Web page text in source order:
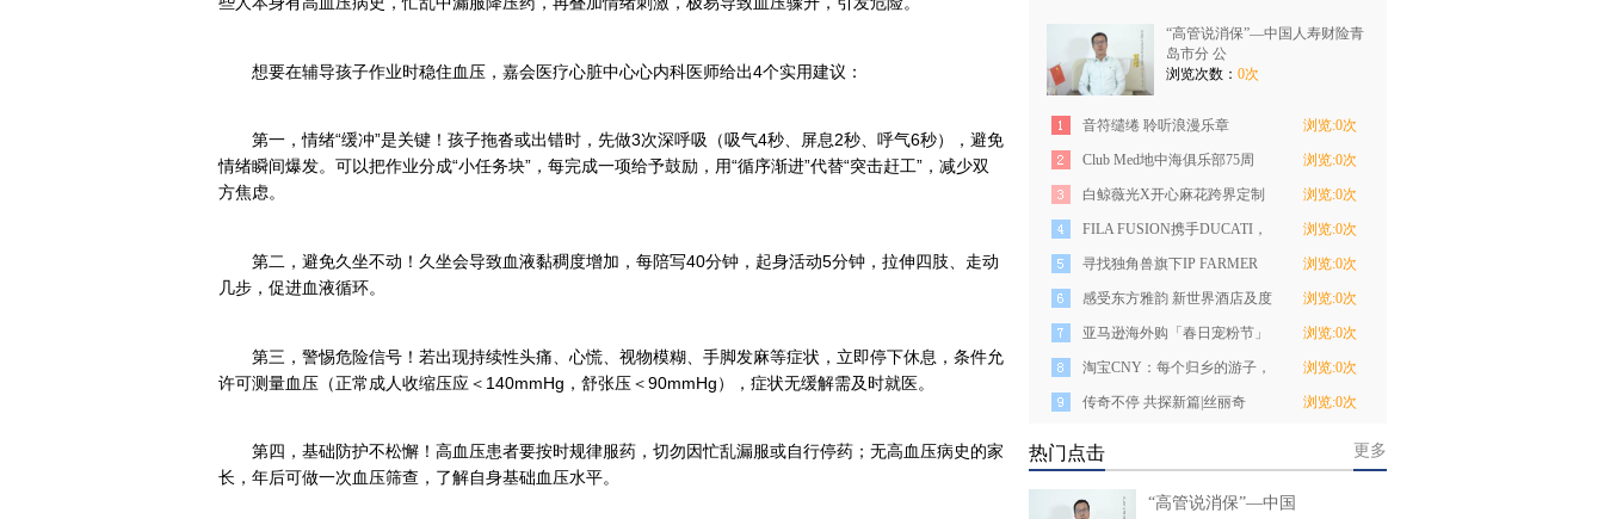
想要在辅导孩子作业时稳住血压，嘉会医疗心脏中心心内科医师给出4个实用建议：
第一，情绪“缓冲”是关键！孩子拖沓或出错时，先做3次深呼吸（吸气4秒、屏息2秒、呼气6秒），避免
情绪瞬间爆发。可以把作业分成“小任务块”，每完成一项给予鼓励，用“循序渐进”代替“突击赶工”，减少双
方焦虑。
第二，避免久坐不动！久坐会导致血液黏稠度增加，每陪写40分钟，起身活动5分钟，拉伸四肢、走动
几步，促进血液循环。
第三，警惕危险信号！若出现持续性头痛、心慌、视物模糊、手脚发麻等症状，立即停下休息，条件允
许可测量血压（正常成人收缩压应＜140mmHg，舒张压＜90mmHg），症状无缓解需及时就医。
第四，基础防护不松懈！高血压患者要按时规律服药，切勿因忙乱漏服或自行停药；无高血压病史的家
长，年后可做一次血压筛查，了解自身基础血压水平。
“高管说消保”—中国人寿财险青
岛市分 公
浏览次数： 0次
音符缱绻 聆听浪漫乐章
BANG & OLUFSEN 铂
浏览:0次
Club Med地中海俱乐部75周
年：秉持全球视野
浏览:0次
白鲸薇光X开心麻花跨界定制
｜4月23日人胶原
浏览:0次
FILA FUSION携手DUCATI，
以先锋之势打造概
浏览:0次
寻找独角兽旗下IP FARMER
BOB携手麦当劳中
浏览:0次
感受东方雅韵 新世界酒店及度
假村官网焕新
浏览:0次
亚马逊海外购「春日宠粉节」
活力上线，五大
浏览:0次
淘宝CNY：每个归乡的游子，
都是等待被签收
浏览:0次
传奇不停 共探新篇|丝丽奇
浏览:0次
热门点击 更多
“高管说消保”—中国